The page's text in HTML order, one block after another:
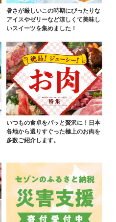
暑さが厳しいこの時期にぴったりな
アイスやゼリーなど涼しくて美味し
いスイーツを集めました！
いつもの食卓をパッと贅沢に！日本
各地から選りすぐった極上のお肉を
多数ご紹介します。